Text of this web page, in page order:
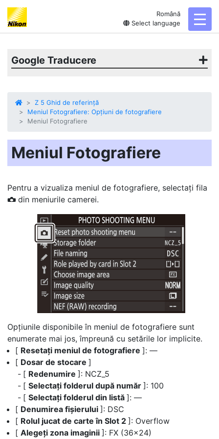
Română
Select language
Google Traducere
Z 5 Ghid de referință
Meniul Fotografiere: Opțiuni de fotografiere
Meniul Fotografiere
Meniul Fotografiere
Pentru a vizualiza meniul de fotografiere, selectați fila
C din meniurile camerei.
Opțiunile disponibile în meniul de fotografiere sunt
enumerate mai jos, împreună cu setările lor implicite.
[ Resetați meniul de fotografiere ]: —
[ Dosar de stocare ]
[ Redenumire ]: NCZ_5
[ Selectați folderul după număr ]: 100
[ Selectați folderul din listă ]: —
[ Denumirea fișierului ]: DSC
[ Rolul jucat de carte în Slot 2 ]: Overflow
[ Alegeți zona imaginii ]: FX (36×24)